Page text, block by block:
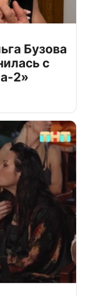
Бузова
с
2»